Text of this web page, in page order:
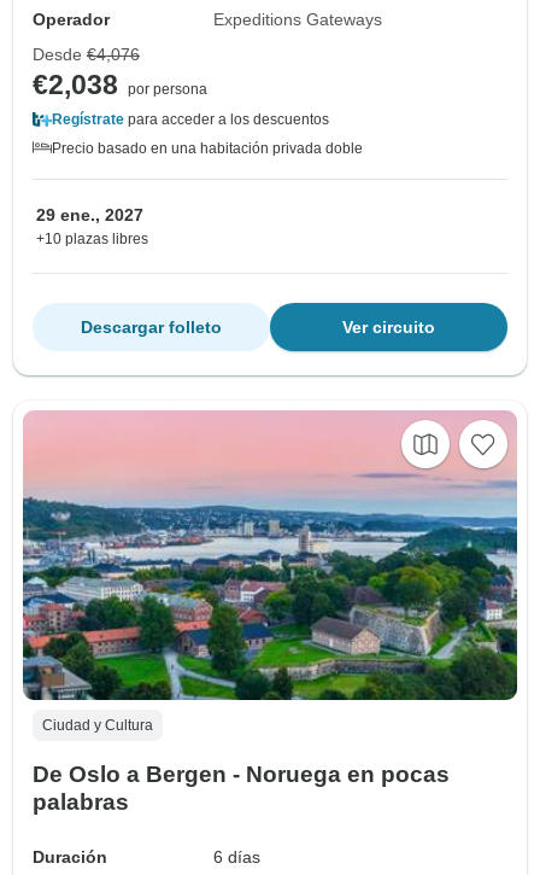
Operador
Expeditions Gateways
Desde €4,076
€2,038
por persona
Regístrate para acceder a los descuentos
Precio basado en una habitación privada doble
29 ene., 2027
+10 plazas libres
Ver circuito
Descargar folleto
Ciudad y Cultura
De Oslo a Bergen - Noruega en pocas
palabras
Duración
6 días